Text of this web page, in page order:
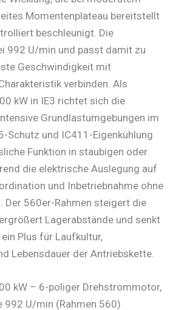
Momentenplateau bereitstellt
beschleunigt. Die
992 U/min und passt damit zu
Geschwindigkeit mit
verbinden. Als
kW in IE3 richtet sich die
Grundlastumgebungen im
Schutz und IC411-Eigenkühlung
Funktion in staubigen oder
die elektrische Auslegung auf
und Inbetriebnahme ohne
Der 560er-Rahmen steigert die
Lagerabstände und senkt
Plus für Laufkultur,
Lebensdauer der Antriebskette.
kW – 6-poliger Drehstrommotor,
992 U/min (Rahmen 560)